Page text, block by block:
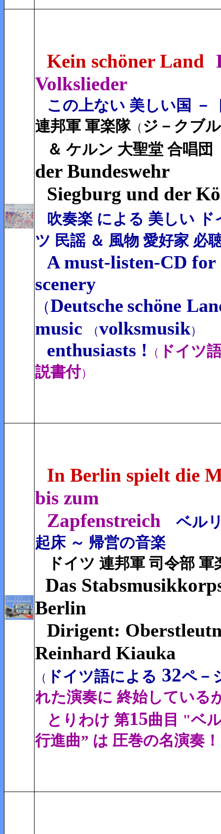
Kein schöner Land
Volkslieder
この上ない 美しい国 －
連邦軍 軍楽隊（ ジ－クブ
＆ ケルン 大聖堂 合唱団
der Bundeswehr
Siegburg und der
吹奏楽 による 美しい ド
ツ 民謡 ＆ 風物 愛好家 必
A must-listen-CD
scenery
（Deutsche schöne
music
（volksmusik）
enthusiasts ! （
ドイツ
説書付）
In Berlin spielt die
bis zum
Zapfenstreich
ベル
起床 ～ 帰営の音楽
ドイツ 連邦軍 司令部 軍
Das
Berlin
Dirigent:
Reinhard Kiauka
（ ドイツ語による 32ペ－
れた演奏に 終始している
とりわけ 第15曲目 "ベ
行進曲” は 圧巻の名演奏！